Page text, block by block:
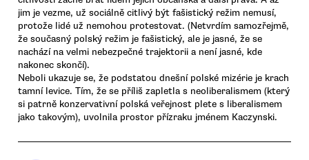
jim je vezme, už sociálně citlivý být fašistický režim nemusí,
protože lidé už nemohou protestovat. (Netvrdím samozřejmě,
že současný polský režim je fašistický, ale je jasné, že se
nachází na velmi nebezpečné trajektorii a není jasné, kde
nakonec skončí).
Neboli ukazuje se, že podstatou dnešní polské mizérie je krach
tamní levice. Tím, že se příliš zapletla s neoliberalismem (který
si patrně konzervativní polská veřejnost plete s liberalismem
jako takovým), uvolnila prostor přízraku jménem Kaczynski.